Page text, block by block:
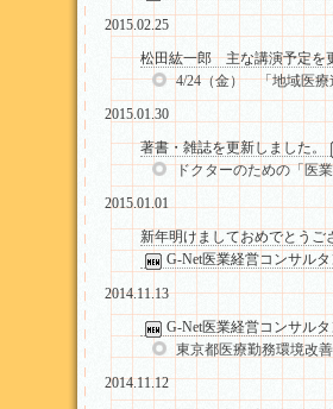
2015.02.25
松田紘一郎 主な講演予定を
4/24（金） 「地域医
2015.01.30
著書・雑誌を更新しました。
ドクターのための「医
2015.01.01
新年明けましておめでとうご
G-Net医業経営コンサル
2014.11.13
G-Net医業経営コンサル
東京都医療勤務環境改
2014.11.12